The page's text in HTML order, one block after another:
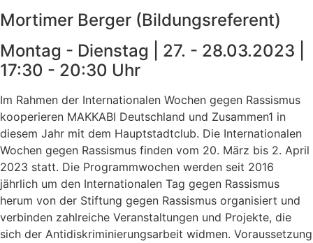
Mortimer Berger (Bildungsreferent)
Montag - Dienstag | 27. - 28.03.2023 |
17:30 - 20:30 Uhr
Im Rahmen der Internationalen Wochen gegen Rassismus
kooperieren MAKKABI Deutschland und Zusammen1 in
diesem Jahr mit dem Hauptstadtclub. Die Internationalen
Wochen gegen Rassismus finden vom 20. März bis 2. April
2023 statt. Die Programmwochen werden seit 2016
jährlich um den Internationalen Tag gegen Rassismus
herum von der Stiftung gegen Rassismus organisiert und
verbinden zahlreiche Veranstaltungen und Projekte, die
sich der Antidiskriminierungsarbeit widmen. Voraussetzung